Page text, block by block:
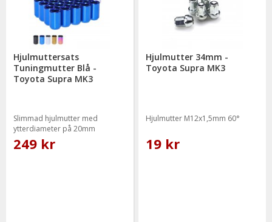
Hjulmuttersats
Tuningmutter Blå -
Toyota Supra MK3
Slimmad hjulmutter med
ytterdiameter på 20mm
249 kr
Hjulmutter 34mm -
Toyota Supra MK3
Hjulmutter M12x1,5mm 60°
19 kr